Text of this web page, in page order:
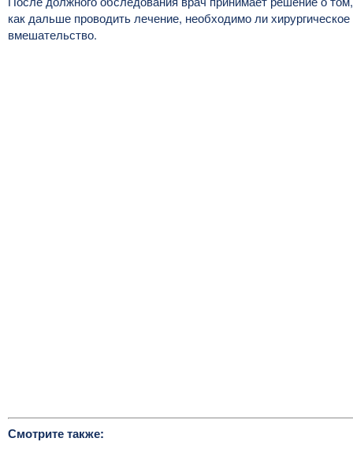
как дальше проводить лечение, необходимо ли хирургическое
вмешательство.
Смотрите также: